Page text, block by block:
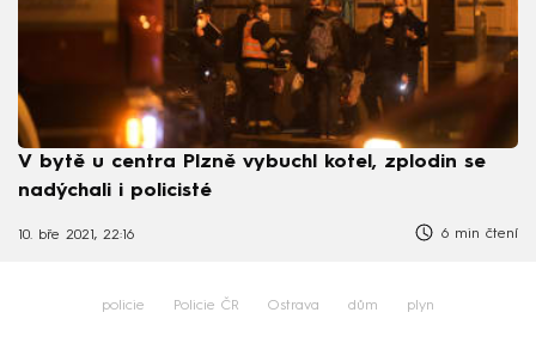
V bytě u centra Plzně vybuchl kotel, zplodin se
nadýchali i policisté
10. bře 2021, 22:16 6 min čtení
policie Policie ČR Ostrava dům plyn